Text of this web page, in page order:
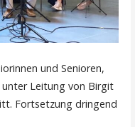
und Senioren,
unter Leitung von Birgit
Fortsetzung dringend